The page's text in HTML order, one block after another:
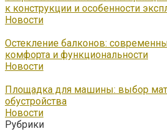
к конструкции и особенности
Новости
Остекление балконов:
комфорта и функциональности
Новости
Площадка для машины: выбор
обустройства
Новости
Рубрики